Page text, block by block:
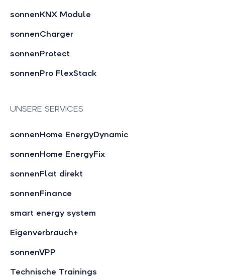
sonnenKNX Module
sonnenCharger
sonnenProtect
sonnenPro FlexStack
UNSERE SERVICES
sonnenHome EnergyDynamic
sonnenHome EnergyFix
sonnenFlat direkt
sonnenFinance
smart energy system
Eigenverbrauch+
sonnenVPP
Technische Trainings